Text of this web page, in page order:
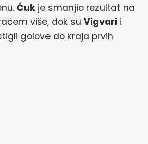
Ćuk je smanjio rezultat na
više, dok su Vigvari i
golove do kraja prvih